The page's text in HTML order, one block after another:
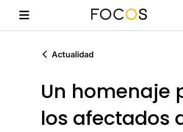
Actualidad
Un homenaje
los afectados